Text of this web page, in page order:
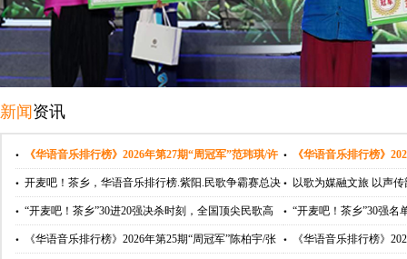
新闻 资讯
《华语音乐排行榜》2026年第27期“周冠军”范玮琪/许
嵩/雷佳 2026-08-02
《华语音乐排行榜》
楚生/戴玉强
开麦吧！茶乡，华语音乐排行榜.紫阳.民歌争霸赛总决
赛圆满落幕 2026-07-25
以歌为媒融文旅 以声
阳民歌争霸赛半决赛圆
“开麦吧！茶乡”30进20强决杀时刻，全国顶尖民歌高
手分组争夺席位，紫阳非遗文旅再创新高2026-07-06
“开麦吧！茶乡”30强名
决， 紫阳非遗文旅迎
《华语音乐排行榜》2026年第25期“周冠军”陈柏宇/张 《华语音乐排行榜》